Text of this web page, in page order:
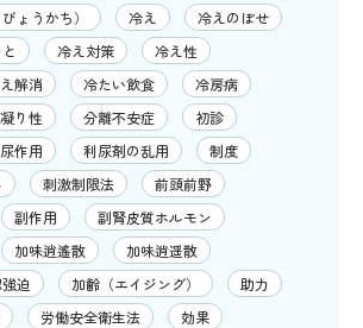
ょうかち） 冷え
冷えのぼせ
冷え対策
冷え性
解消 冷たい飲食
冷房病
凝り性 分離不安症
初診
作用 利尿剤の乱用
制度
刺激制限法
前頭前野
副作用
副腎皮質ホルモン
加味逍遙散
加味逍遥散
迫
加齢（エイジング）
助力
労働安全衛生法
効果